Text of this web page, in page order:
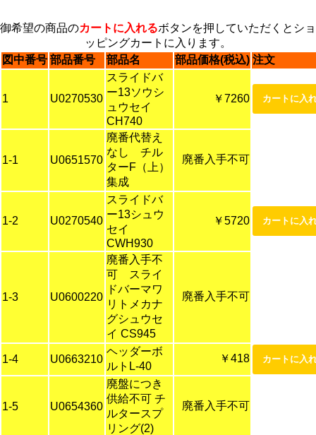
御希望の商品のカートに入れるボタンを押していただくとショ
ッピングカートに入ります。
図中番号 部品番号 部品名 部品価格(税込) 注文
1 U0270530
スライドバ
ー13ソウシ
ュウセイ
CH740
￥7260
1-1 U0651570
廃番代替え
なし チル
ターF（上）
集成
廃番入手不可
1-2 U0270540
スライドバ
ー13シュウ
セイ
CWH930
￥5720
1-3 U0600220
廃番入手不
可 スライ
ドバーマワ
リトメカナ
グシュウセ
イ CS945
廃番入手不可
1-4 U0663210
ヘッダーボ
ルトL-40
￥418
1-5 U0654360
廃盤につき
供給不可 チ
ルタースプ
リング(2)
廃番入手不可